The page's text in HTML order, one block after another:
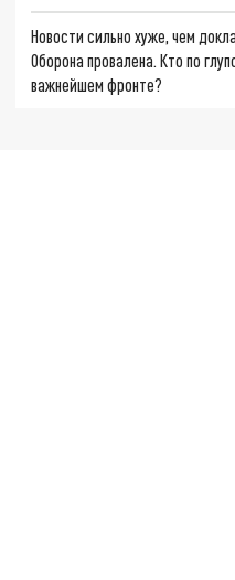
Новости сильно хуже, чем
Оборона провалена. Кто по
важнейшем фронте?